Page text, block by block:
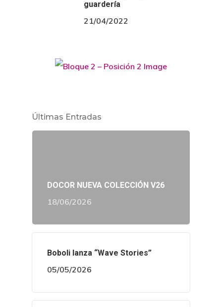
guardería
21/04/2022
Últimas Entradas
DOCOR NUEVA COLECCIÓN V26
18/06/2026
Boboli lanza “Wave Stories”
05/05/2026